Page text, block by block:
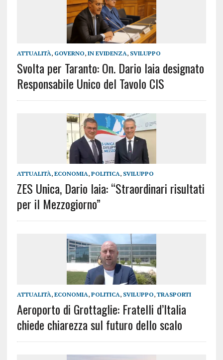
ATTUALITÀ, GOVERNO, IN EVIDENZA, SVILUPPO
Svolta per Taranto: On. Dario Iaia designato
Responsabile Unico del Tavolo CIS
ATTUALITÀ, ECONOMIA, POLITICA, SVILUPPO
ZES Unica, Dario Iaia: “Straordinari risultati
per il Mezzogiorno”
ATTUALITÀ, ECONOMIA, POLITICA, SVILUPPO, TRASPORTI
Aeroporto di Grottaglie: Fratelli d’Italia
chiede chiarezza sul futuro dello scalo